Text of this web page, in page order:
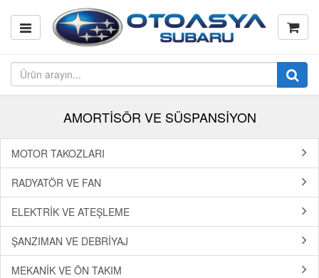
AMORTİSÖR VE SÜSPANSİYON
MOTOR TAKOZLARI
RADYATÖR VE FAN
ELEKTRİK VE ATEŞLEME
ŞANZIMAN VE DEBRİYAJ
MEKANİK VE ÖN TAKIM